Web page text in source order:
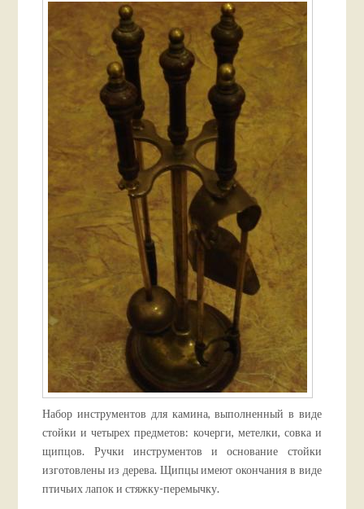
Набор инструментов для камина, выполненный в виде
стойки и четырех предметов: кочерги, метелки, совка и
щипцов. Ручки инструментов и основание стойки
изготовлены из дерева. Щипцы имеют окончания в виде
птичьих лапок и стяжку-перемычку.